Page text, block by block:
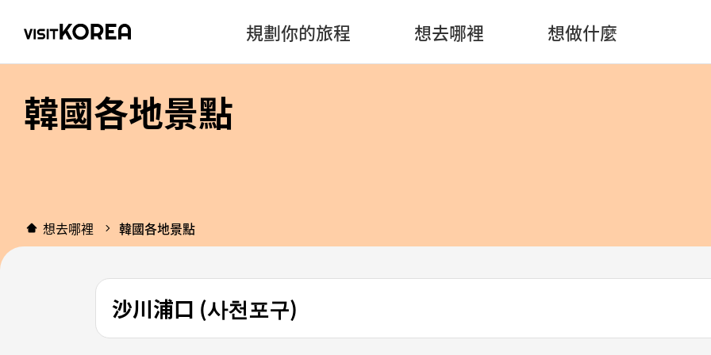
規劃你的旅程 想去哪裡 想做什麼
韓國各地景點
想去哪裡 韓國各地景點
沙川浦口 (사천포구)